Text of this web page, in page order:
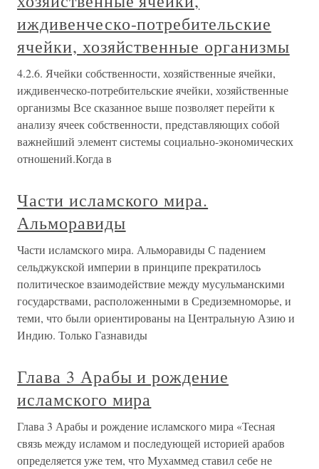
иждивенческо-потребительские
ячейки, хозяйственные организмы
4.2.6. Ячейки собственности, хозяйственные ячейки,
иждивенческо-потребительские ячейки, хозяйственные
организмы Все сказанное выше позволяет перейти к
анализу ячеек собственности, представляющих собой
важнейший элемент системы социально-экономических
отношений.Когда в
Части исламского мира.
Альморавиды
Части исламского мира. Альморавиды С падением
сельджукской империи в принципе прекратилось
политическое взаимодействие между мусульманскими
государствами, расположенными в Средиземноморье, и
теми, что были ориентированы на Центральную Азию и
Индию. Только Газнавиды
Глава 3 Арабы и рождение
исламского мира
Глава 3 Арабы и рождение исламского мира «Тесная
связь между исламом и последующей историей арабов
определяется уже тем, что Мухаммед ставил себе не